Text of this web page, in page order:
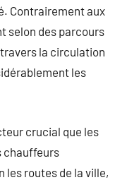
Contrairement aux
selon des parcours
la circulation
les
crucial que les
chauffeurs
les routes de la ville,